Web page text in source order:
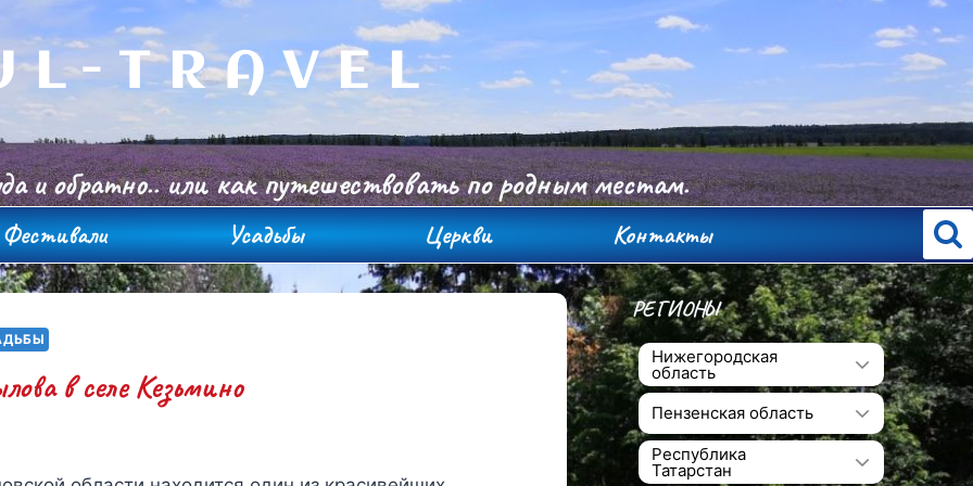
TRAVEL
и обратно.. или как путешествовать по родным местам.
Фестивали Усадьбы Церкви Контакты
в селе Кезьмино
РЕГИОНЫ
Нижегородская
область
Пензенская область
Республика
Татарстан